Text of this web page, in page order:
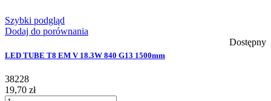
Szybki podgląd
Dodaj do porównania
Dostępny
LED TUBE T8 EM V 18.3W 840 G13 1500mm
38228
19,70 zł